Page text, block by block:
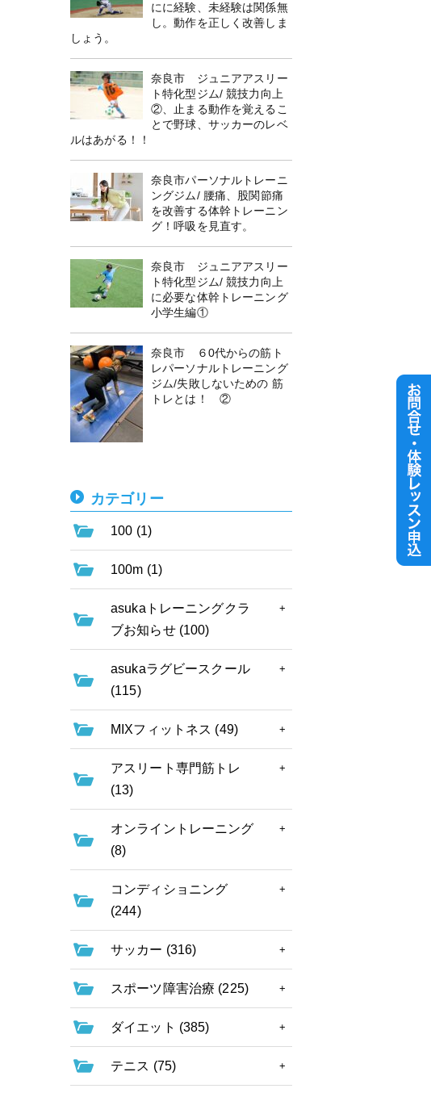
にに経験、未経験は関係無
し。動作を正しく改善しま
しょう。
奈良市 ジュニアアスリー
ト特化型ジム/ 競技力向上
②、止まる動作を覚えるこ
とで野球、サッカーのレベ
ルはあがる！！
奈良市パーソナルトレーニ
ングジム/ 腰痛、股関節痛
を改善する体幹トレーニン
グ！呼吸を見直す。
奈良市 ジュニアアスリー
ト特化型ジム/ 競技力向上
に必要な体幹トレーニング
小学生編①
奈良市 ６0代からの筋ト
レパーソナルトレーニング
ジム/失敗しないための 筋
トレとは！ ②
カテゴリー
100 (1)
100m (1)
asukaトレーニングクラ
ブお知らせ (100)
asukaラグビースクール
(115)
MIXフィットネス (49)
アスリート専門筋トレ
(13)
オンライントレーニング
(8)
コンディショニング
(244)
サッカー (316)
スポーツ障害治療 (225)
ダイエット (385)
テニス (75)